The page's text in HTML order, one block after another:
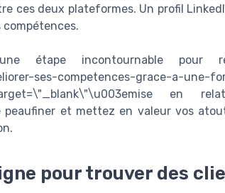
ces deux plateformes. Un profil
étape incontournable pour
ses-competences-grace-a-une-
en
et mettez en valeur vos
pour trouver des